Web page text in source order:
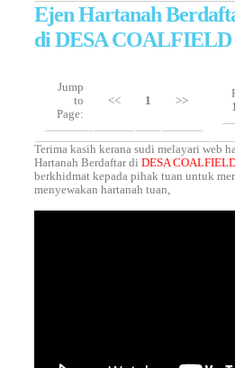
Ejen Hartanah
di DESA COALFIELD
Jump
to
Page:
<< 1 >>
Terima kasih kerana sudi melayari web
Hartanah Berdaftar diDESA
berkhidmat kepada pihak tuan untuk
menyewakan hartanah tuan,